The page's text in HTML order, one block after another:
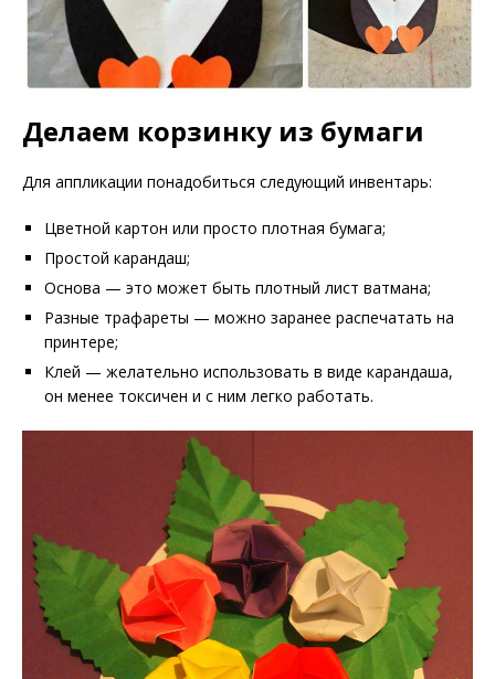
Делаем корзинку из бумаги
Для аппликации понадобиться следующий инвентарь:
Цветной картон или просто плотная бумага;
Простой карандаш;
Основа — это может быть плотный лист ватмана;
Разные трафареты — можно заранее распечатать на
принтере;
Клей — желательно использовать в виде карандаша,
он менее токсичен и с ним легко работать.